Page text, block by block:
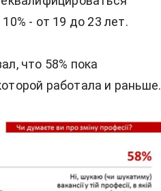
- от 19 до 23 лет.
что 58% пока
работала и раньше.